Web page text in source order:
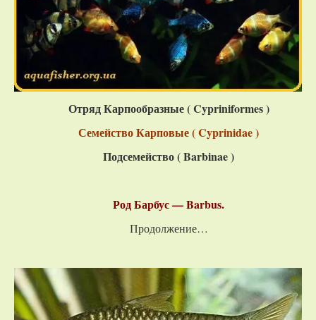
Отряд Карпообразные (Cypriniformes)
Семейство Карповые ( Cyprinidae )
Подсемейство ( Barbinae )
Род Барбус — Barbus.
Продолжение…